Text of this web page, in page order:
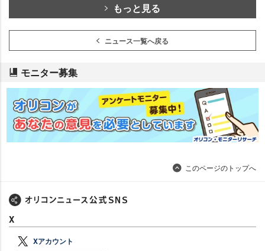
もっと見る
ニュース一覧へ戻る
モニター募集
このページのトップへ
X
Xアカウント